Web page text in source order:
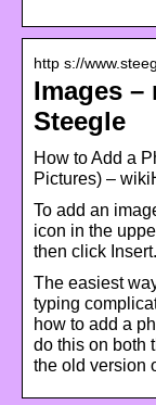
http s://
Images –
Steegle
How to Add a
Pictures) –
To add an
icon in the
then click
The easiest
typing
how to add a
do this on both
the old version